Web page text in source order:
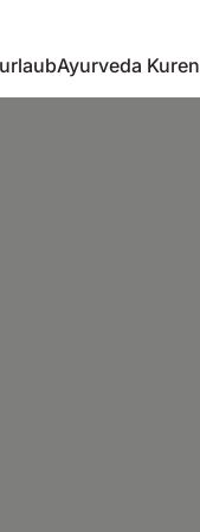
Ayurveda Kuren